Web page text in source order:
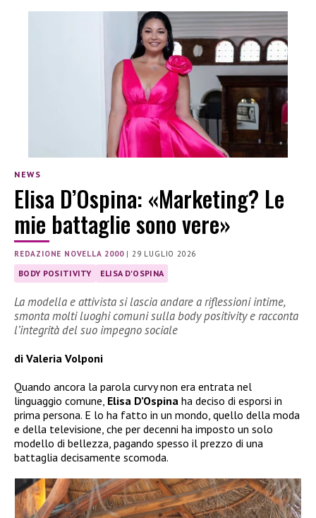
NEWS
Elisa D’Ospina: «Marketing? Le
mie battaglie sono vere»
REDAZIONE NOVELLA 2000|29 LUGLIO 2026
BODY POSITIVITY ELISA D'OSPINA
La modella e attivista si lascia andare a riflessioni intime,
smonta molti luoghi comuni sulla body positivity e racconta
l’integrità del suo impegno sociale
di Valeria Volponi
Quando ancora la parola curvy non era entrata nel
linguaggio comune, Elisa D’Ospina ha deciso di esporsi in
prima persona. E lo ha fatto in un mondo, quello della moda
e della televisione, che per decenni ha imposto un solo
modello di bellezza, pagando spesso il prezzo di una
battaglia decisamente scomoda.